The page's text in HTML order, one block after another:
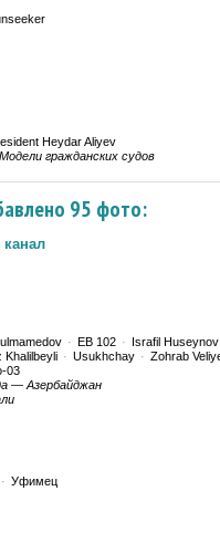
Heydar Aliyev
гражданских судов
95 фото:
· EB 102 · Israfil Huseynov
Khalilbeyli · Usukhchay · Zohrab
03
— Азербайджан
· Уфимец